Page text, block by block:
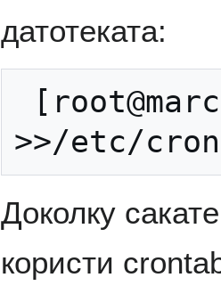
датотеката:
Доколку
користи